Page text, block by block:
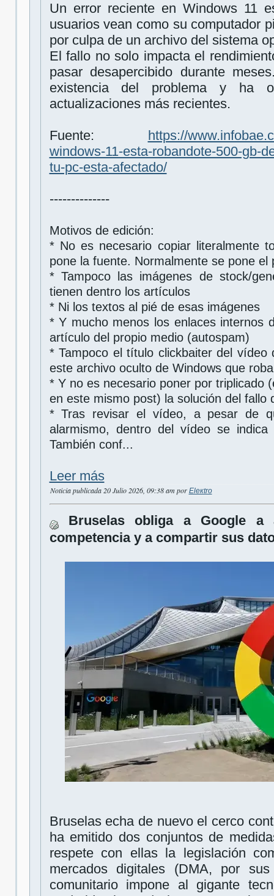
Un error reciente en Windows 11
usuarios vean como su computador
por culpa de un archivo del sistema
El fallo no solo impacta el
pasar desapercibido durante
existencia del problema y ha
actualizaciones más recientes.
Fuente:
https://
windows-11-esta-robandote-500-gb-
tu-pc-esta-afectado/
--------------
Motivos de edición:
* No es necesario copiar literalmente
pone la fuente. Normalmente se pone el
* Tampoco las imágenes de stock/
tienen dentro los artículos
* Ni los textos al pié de esas imágenes
* Y mucho menos los enlaces internos
artículo del propio medio (autospam)
* Tampoco el título clickbaiter del vídeo
este archivo oculto de Windows que
* Y no es necesario poner por triplicado
en este mismo post) la solución del fallo
* Tras revisar el vídeo, a pesar de
alarmismo, dentro del vídeo se
También conf...
Leer más
Noticia publicada 20 Julio 2026, 09:38 am por Eleкtro
Bruselas obliga a Google
competencia y a compartir sus
Bruselas echa de nuevo el cerco
ha emitido dos conjuntos de
respete con ellas la legislación
mercados digitales (DMA, por
comunitario impone al gigante